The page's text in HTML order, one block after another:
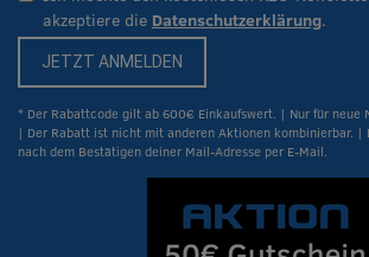
akzeptiere die Datenschutzerklärung.
JETZT ANMELDEN
* Der Rabattcode gilt ab 600€ Einkaufswert. | Nur für neue
| Der Rabatt ist nicht mit anderen Aktionen kombinierbar. |
nach dem Bestätigen deiner Mail-Adresse per E-Mail.